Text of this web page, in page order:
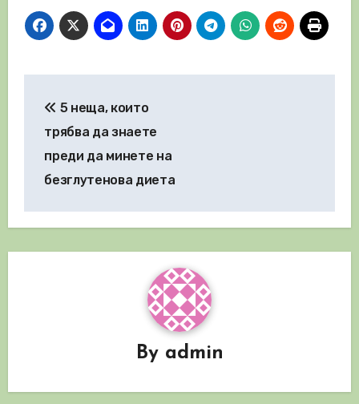
5 неща, които
трябва да знаете
преди да минете на
безглутенова диета
By admin